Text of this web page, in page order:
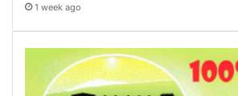
1 week ago